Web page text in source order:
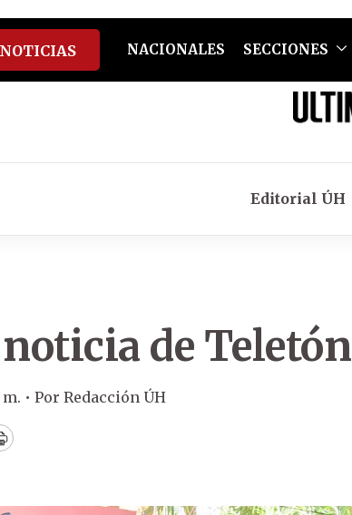
NACIONALES SECCIONES
Editorial ÚH
de Teletón
• Por Redacción ÚH